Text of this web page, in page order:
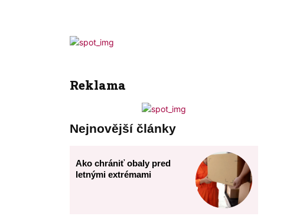
Reklama
Nejnovější články
Ako chrániť obaly pred
letnými extrémami